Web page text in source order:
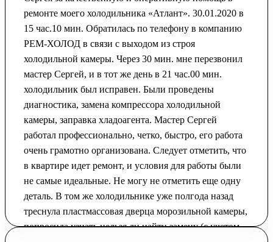
ремонте моего холодильника «Атлант». 30.01.2020 в
15 час.10 мин. Обратилась по телефону в компанию
РЕМ-ХОЛОД в связи с выходом из строя
холодильной камеры. Через 30 мин. мне перезвонил
мастер Сергей, и в тот же день в 21 час.00 мин.
холодильник был исправен. Были проведены
диагностика, замена компрессора холодильной
камеры, заправка хладоагента. Мастер Сергей
работал профессионально, четко, быстро, его работа
очень грамотно организована. Следует отметить, что
в квартире идет ремонт, и условия для работы были
не самые идеальные. Не могу не отметить еще одну
деталь. В том же холодильнике уже полгода назад
треснула пластмассовая дверца морозильной камеры,
попросила узнать нельзя ли найти замену (с учетом